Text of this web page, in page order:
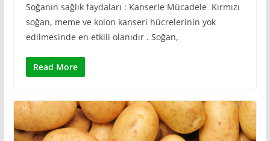
Soğanın sağlık faydaları : Kanserle Mücadele Kırmızı
soğan, meme ve kolon kanseri hücrelerinin yok
edilmesinde en etkili olanıdır . Soğan,
Read More